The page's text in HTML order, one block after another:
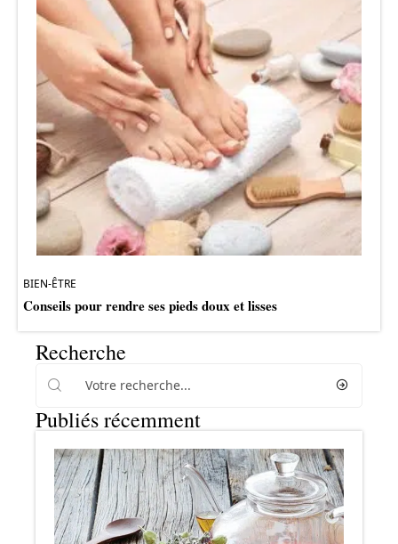
BIEN-ÊTRE
Conseils pour rendre ses pieds doux et lisses
Recherche
Publiés récemment